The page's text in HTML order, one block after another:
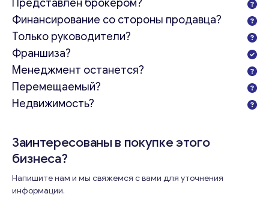
Представлен брокером?
Финансирование со стороны продавца?
Только руководители?
Франшиза?
Менеджмент останется?
Перемещаемый?
Недвижимость?
Заинтересованы в покупке этого
бизнеса?
Напишите нам и мы свяжемся с вами для уточнения
информации.